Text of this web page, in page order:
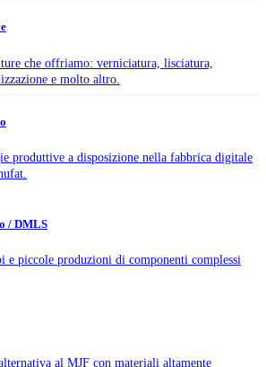
che offriamo: verniciatura, lisciatura,
e molto altro.
produttive a disposizione nella fabbrica digitale
/ DMLS
e piccole produzioni di componenti complessi
al MJF con materiali altamente